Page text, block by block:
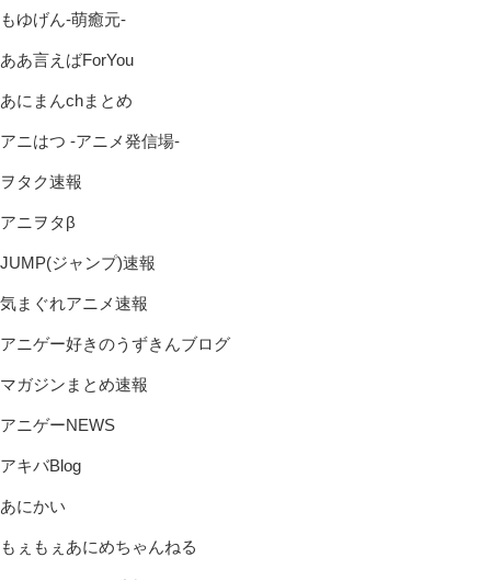
もゆげん-萌癒元-
ああ言えばForYou
あにまんchまとめ
アニはつ -アニメ発信場-
ヲタク速報
アニヲタβ
JUMP(ジャンプ)速報
気まぐれアニメ速報
アニゲー好きのうずきんブログ
マガジンまとめ速報
アニゲーNEWS
アキバBlog
あにかい
もぇもぇあにめちゃんねる